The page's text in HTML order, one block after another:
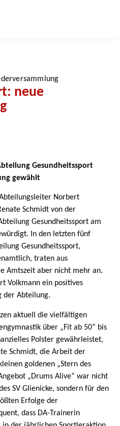
neue
Gesundheitssport
gewählt
Norbert
Schmidt von der
Gesundheitssport am
In den letzten fünf
Gesundheitssport,
traten aus
Amtszeit aber nicht mehr an.
Volkmann ein positives
der Abteilung.
aktuell die vielfältigen
über „Fit ab 50“ bis
Polster gewährleistet,
Schmidt, die Arbeit der
goldenen „Stern des
„Drums Alive“ war nicht
SV Glienicke, sondern für den
Erfolge der
dass DA-Trainerin